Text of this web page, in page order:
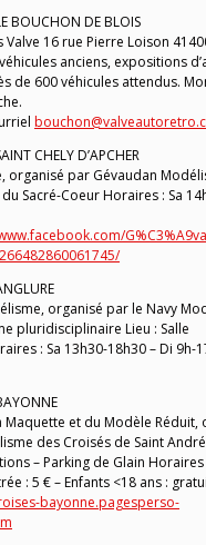
BOUCHON DE BLOIS
16 rue Pierre Loison
anciens, expositions
de 600 véhicules attendus.
CHELY D’APCHER
organisé par Gévaudan
Sacré-Coeur Horaires : Sa
organisé par le Navy
pluridisciplinaire Lieu : Salle
: Sa 13h30-18h30 – Di 9h-
Maquette et du Modèle Réduit,
des Croisés de Saint
– Parking de Glain Horaires
: 5 € – Enfants <18 ans :
bayonne.pagesperso-